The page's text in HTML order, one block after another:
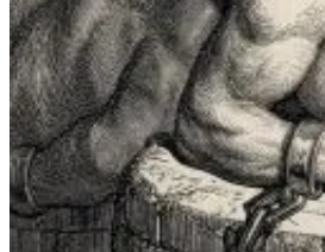
à offrir avec sens et élégance.
DÉCOUVRIR